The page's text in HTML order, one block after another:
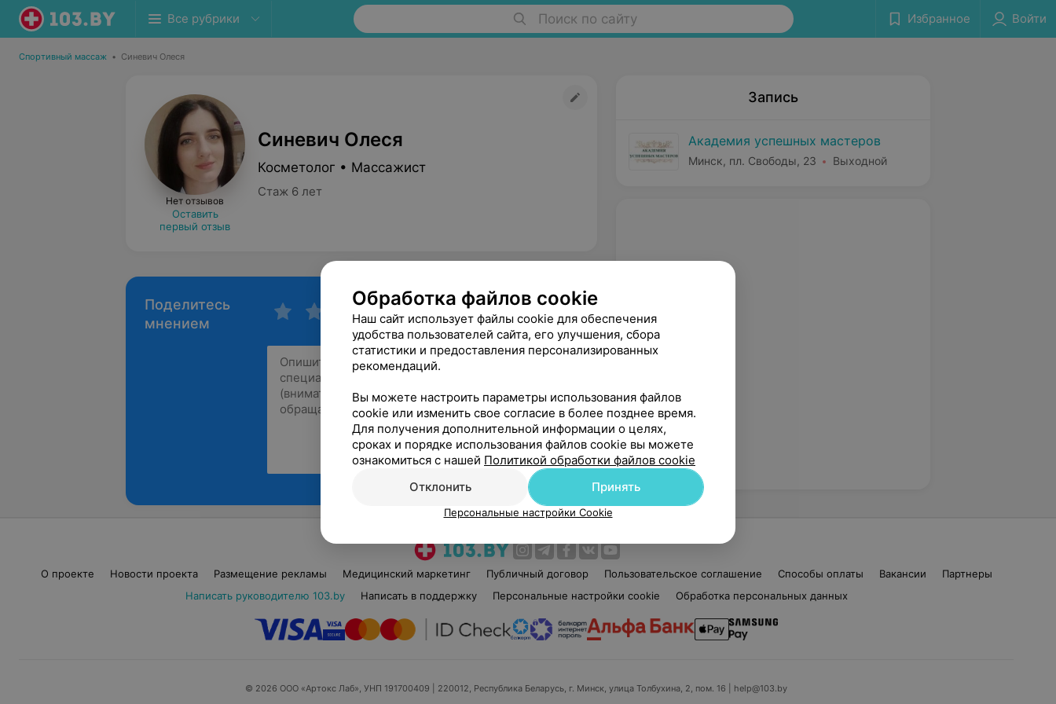
Все рубрики Поиск по сайту Избранное Войти
Спортивный массаж • Синевич Олеся
Нет отзывов
Оставить
первый отзыв
Синевич Олеся
Косметолог • Массажист
Стаж 6 лет
Поделитесь
мнением
Рекомендую
Запись
Академия успешных мастеров
Минск, пл. Свободы, 23 Выходной
О проекте Новости проекта Размещение рекламы Медицинский маркетинг Публичный договор Пользовательское соглашение Способы оплаты Вакансии
Партнеры
Написать руководителю 103.by
Написать в поддержку Персональные настройки cookie Обработка персональных данных
© 2026 ООО «Артокс Лаб», УНП 191700409 | 220012, Республика Беларусь, г. Минск, улица Толбухина, 2, пом. 16 | help@103.by
Обработка файлов cookie
Наш сайт использует файлы cookie для обеспечения
удобства пользователей сайта, его улучшения, сбора
статистики и предоставления персонализированных
рекомендаций.
Вы можете настроить параметры использования файлов
cookie или изменить свое согласие в более позднее время.
Для получения дополнительной информации о целях,
сроках и порядке использования файлов cookie вы можете
ознакомиться с нашей Политикой обработки файлов cookie
Отклонить
Принять
Персональные настройки Cookie